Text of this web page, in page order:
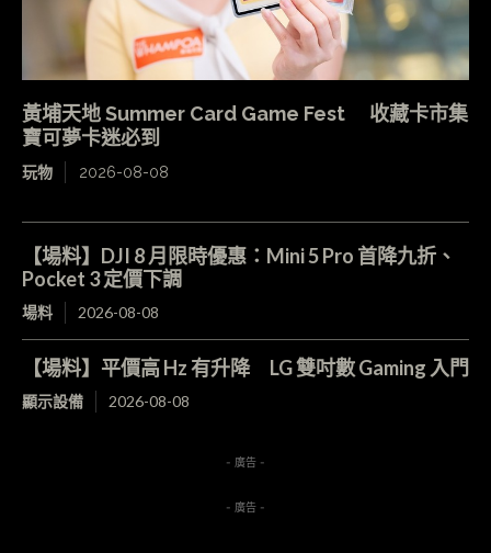
黃埔天地 Summer Card Game Fest 收藏卡市集
寶可夢卡迷必到
玩物 2026-08-08
【場料】DJI 8 月限時優惠：Mini 5 Pro 首降九折、
Pocket 3 定價下調
場料 2026-08-08
【場料】平價高 Hz 有升降 LG 雙吋數 Gaming 入門
顯示設備 2026-08-08
- 廣告 -
- 廣告 -